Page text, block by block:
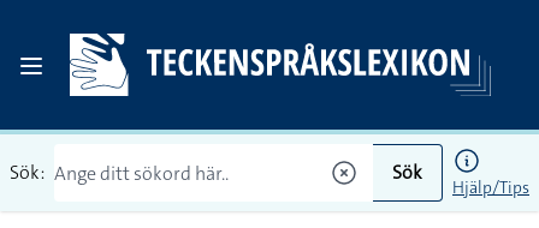
Sök: Sök
Hjälp/Tips